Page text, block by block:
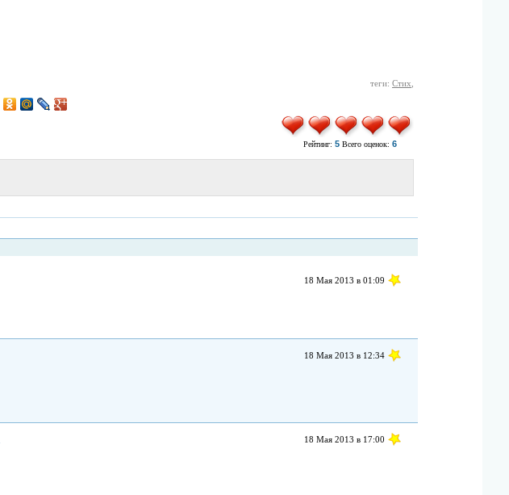
теги: Стих
Рейтинг: 5Всего оценок: 6
18 Мая 2013 в 01:09
18 Мая 2013 в 12:34
18 Мая 2013 в 17:00